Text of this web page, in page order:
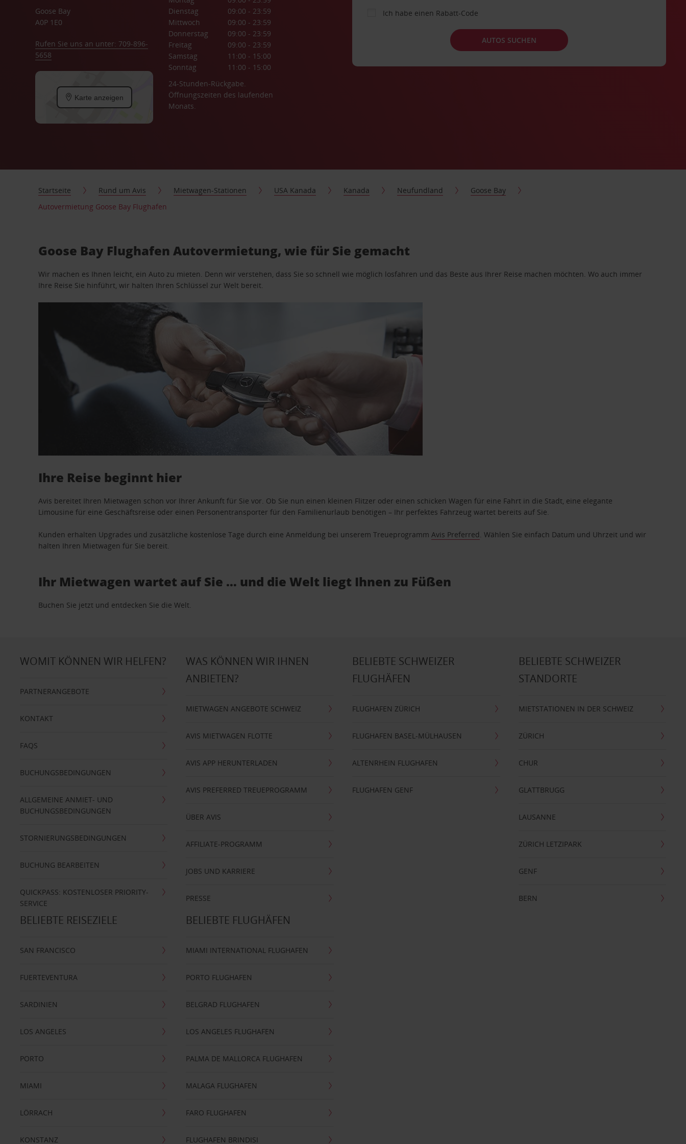
Goose Bay
A0P 1E0
Rufen Sie uns an unter: 709-896-
5658
Karte anzeigen
Dienstag
09:00 - 23:59
Mittwoch
09:00 - 23:59
Donnerstag
09:00 - 23:59
Freitag
09:00 - 23:59
Samstag
11:00 - 15:00
Sonntag
11:00 - 15:00
24-Stunden-Rückgabe.
Öffnungszeiten des laufenden
Monats.
Ich habe einen Rabatt-Code
AUTOS SUCHEN
Startseite Rund um Avis Mietwagen-Stationen USA Kanada Kanada Neufundland
Goose Bay
Autovermietung Goose Bay Flughafen
Goose Bay Flughafen Autovermietung, wie für Sie gemacht
Wir machen es Ihnen leicht, ein Auto zu mieten. Denn wir verstehen, dass Sie so schnell wie möglich losfahren und das Beste aus Ihrer Reise machen möchten. Wo auch immer
Ihre Reise Sie hinführt, wir halten Ihren Schlüssel zur Welt bereit.
Ihre Reise beginnt hier
Avis bereitet Ihren Mietwagen schon vor Ihrer Ankunft für Sie vor. Ob Sie nun einen kleinen Flitzer oder einen schicken Wagen für eine Fahrt in die Stadt, eine elegante
Limousine für eine Geschäftsreise oder einen Personentransporter für den Familienurlaub benötigen – Ihr perfektes Fahrzeug wartet bereits auf Sie.
Kunden erhalten Upgrades und zusätzliche kostenlose Tage durch eine Anmeldung bei unserem TreueprogrammAvis Preferred. Wählen Sie einfach Datum und Uhrzeit und wir
halten Ihren Mietwagen für Sie bereit.
Ihr Mietwagen wartet auf Sie … und die Welt liegt Ihnen zu Füßen
Buchen Sie jetzt und entdecken Sie die Welt.
WOMIT KÖNNEN WIR HELFEN?
PARTNERANGEBOTE
KONTAKT
FAQS
BUCHUNGSBEDINGUNGEN
ALLGEMEINE ANMIET- UND
BUCHUNGSBEDINGUNGEN
STORNIERUNGSBEDINGUNGEN
BUCHUNG BEARBEITEN
QUICKPASS: KOSTENLOSER PRIORITY-
SERVICE
WAS KÖNNEN WIR IHNEN
ANBIETEN?
MIETWAGEN ANGEBOTE SCHWEIZ
AVIS MIETWAGEN FLOTTE
AVIS APP HERUNTERLADEN
AVIS PREFERRED TREUEPROGRAMM
ÜBER AVIS
AFFILIATE-PROGRAMM
JOBS UND KARRIERE
PRESSE
BELIEBTE SCHWEIZER
FLUGHÄFEN
FLUGHAFEN ZÜRICH
FLUGHAFEN BASEL-MÜLHAUSEN
ALTENRHEIN FLUGHAFEN
FLUGHAFEN GENF
BELIEBTE SCHWEIZER
STANDORTE
MIETSTATIONEN IN DER SCHWEIZ
ZÜRICH
CHUR
GLATTBRUGG
LAUSANNE
ZÜRICH LETZIPARK
GENF
BERN
BELIEBTE REISEZIELE
SAN FRANCISCO
FUERTEVENTURA
SARDINIEN
LOS ANGELES
PORTO
MIAMI
LÖRRACH
KONSTANZ
BELIEBTE FLUGHÄFEN
MIAMI INTERNATIONAL FLUGHAFEN
PORTO FLUGHAFEN
BELGRAD FLUGHAFEN
LOS ANGELES FLUGHAFEN
PALMA DE MALLORCA FLUGHAFEN
MALAGA FLUGHAFEN
FARO FLUGHAFEN
FLUGHAFEN BRINDISI